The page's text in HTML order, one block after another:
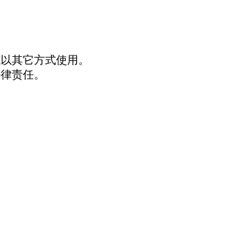
其它方式使用。
责任。